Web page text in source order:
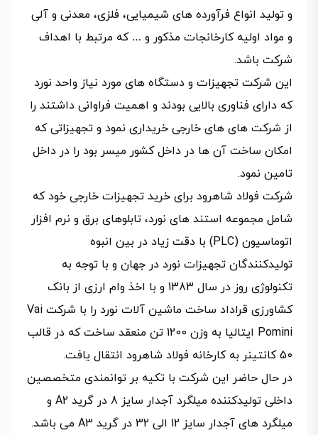
و تولید انواع فرآورده های شیمیایی، فلزی، معدنی و آلی
و مواد اولیه کارخانجات مذکور و … كه مرتبط با اهداف
شركت باشد.
این شرکت تجهیزات و دستگاه های مورد نیاز واحد نورد
که دارای فناوری بالایی بودند و اهمیت فراوانی داشتند را
از شرکت های های خارجی خریداری نمود و تجهیزاتی که
امکان ساخت آن ها در داخل کشور میسر بود را در داخل
تامین نمود.
شرکت فولاد شاهرود برای خرید تجهیزات خارجی خود که
شامل مجموعه استند های نورد، تابلوهای برق و نرم افزار
اتوماسیون (PLC) با دقت زیاد در بین انبوه
تولیدکنندگان تجهیزات نورد در جهان و با توجه به
تکنولوژی روز در سال 1383 و با اخذ وام ارزی از بانک
کشاورزی قراداد ساخت ماشین آلات نورد را با شرکت Vai
Pomini ایتالیا به وزن 1200 تن منعقد ساخت که در قالب
50 کانتینر به کارخانه فولاد شاهرود انتقال یافت.
در حال حاضر این شرکت با تکیه بر توانمندی متخصصین
داخلی تولیدکننده میلگرد آجدار سایز 8 در گرید A2 و
میلگرد های آجدار سایز 12 الی 32 در گرید A3 می باشد.